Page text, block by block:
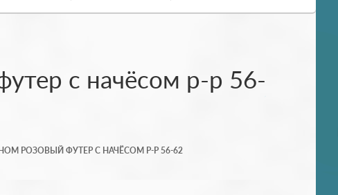
с начёсом р-р 56-
РОЗОВЫЙ ФУТЕР С НАЧЁСОМ Р-Р 56-62